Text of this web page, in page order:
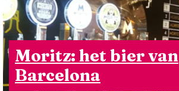
Moritz: het bier van
Barcelona